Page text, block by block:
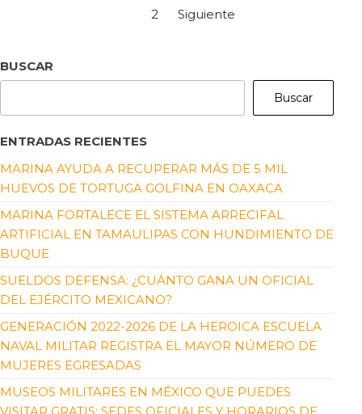
2 Siguiente
BUSCAR
Buscar
ENTRADAS RECIENTES
MARINA AYUDA A RECUPERAR MÁS DE 5 MIL
HUEVOS DE TORTUGA GOLFINA EN OAXACA
MARINA FORTALECE EL SISTEMA ARRECIFAL
ARTIFICIAL EN TAMAULIPAS CON HUNDIMIENTO DE
BUQUE
SUELDOS DEFENSA: ¿CUÁNTO GANA UN OFICIAL
DEL EJÉRCITO MEXICANO?
GENERACIÓN 2022-2026 DE LA HEROICA ESCUELA
NAVAL MILITAR REGISTRA EL MAYOR NÚMERO DE
MUJERES EGRESADAS
MUSEOS MILITARES EN MÉXICO QUE PUEDES
VISITAR GRATIS: SEDES OFICIALES Y HORARIOS DE